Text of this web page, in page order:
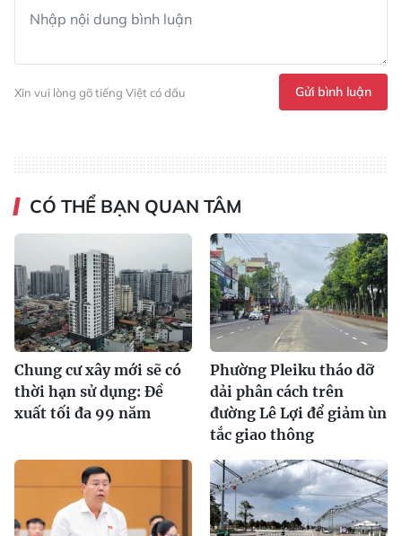
Xin vui lòng gõ tiếng Việt có dấu Gửi bình luận
CÓ THỂ BẠN QUAN TÂM
Chung cư xây mới sẽ có
thời hạn sử dụng: Đề
xuất tối đa 99 năm
Phường Pleiku tháo dỡ
dải phân cách trên
đường Lê Lợi để giảm ùn
tắc giao thông